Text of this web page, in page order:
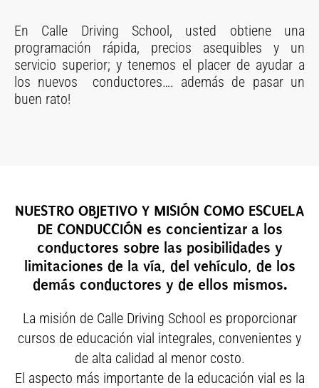
En Calle Driving School, usted obtiene una
programación rápida, precios asequibles y un
servicio superior; y tenemos el placer de ayudar a
los nuevos conductores…. además de pasar un
buen rato!
NUESTRO OBJETIVO Y MISIÓN COMO ESCUELA
DE CONDUCCIÓN es concientizar a los
conductores sobre las posibilidades y
limitaciones de la vía, del vehículo, de los
demás conductores y de ellos mismos.
La misión de Calle Driving School es proporcionar
cursos de educación vial integrales, convenientes y
de alta calidad al menor costo.
El aspecto más importante de la educación vial es la